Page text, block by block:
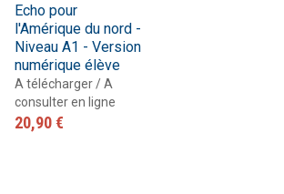
Echo pour
l'Amérique du nord -
Niveau A1 - Version
numérique élève
A télécharger / A
consulter en ligne
20,90 €